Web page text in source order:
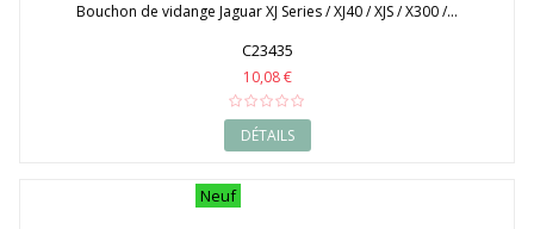
Bouchon de vidange Jaguar XJ Series / XJ40 / XJS / X300 /...
C23435
10,08 €
DÉTAILS
Neuf